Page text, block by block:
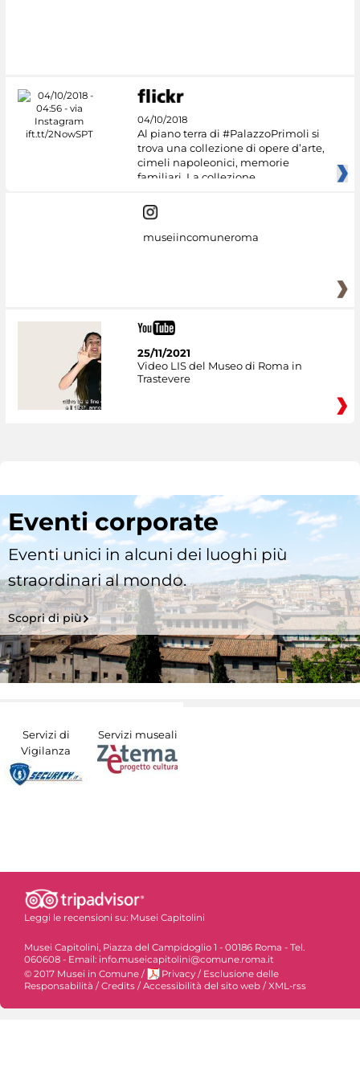
04/10/2018
Al piano terra di #PalazzoPrimoli si
trova una collezione di opere d’arte,
cimeli napoleonici, memorie
familiari. La collezione
museiincomuneroma
25/11/2021
Video LIS del Museo di Roma in
Trastevere
Eventi corporate
Eventi unici in alcuni dei luoghi più
straordinari al mondo.
Scopri di più
Servizi di
Vigilanza
Servizi museali
Leggi le recensioni su: Musei Capitolini
Musei Capitolini, Piazza del Campidoglio 1 - 00186 Roma - Tel.
060608 - Email: info.museicapitolini@comune.roma.it
© 2017 Musei in Comune / Privacy / Esclusione delle
Responsabilità /Credits /Accessibilità del sito web /XML-rss